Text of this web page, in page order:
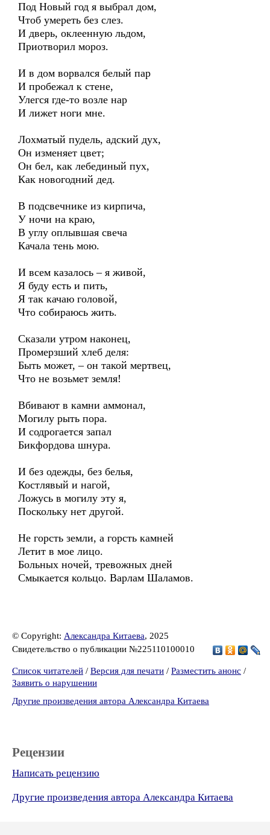
Под Новый год я выбрал дом,
Чтоб умереть без слез.
И дверь, оклеенную льдом,
Приотворил мороз.
И в дом ворвался белый пар
И пробежал к стене,
Улегся где-то возле нар
И лижет ноги мне.
Лохматый пудель, адский дух,
Он изменяет цвет;
Он бел, как лебединый пух,
Как новогодний дед.
В подсвечнике из кирпича,
У ночи на краю,
В углу оплывшая свеча
Качала тень мою.
И всем казалось – я живой,
Я буду есть и пить,
Я так качаю головой,
Что собираюсь жить.
Сказали утром наконец,
Промерзший хлеб деля:
Быть может, – он такой мертвец,
Что не возьмет земля!
Вбивают в камни аммонал,
Могилу рыть пора.
И содрогается запал
Бикфордова шнура.
И без одежды, без белья,
Костлявый и нагой,
Ложусь в могилу эту я,
Поскольку нет другой.
Не горсть земли, а горсть камней
Летит в мое лицо.
Больных ночей, тревожных дней
Смыкается кольцо. Варлам Шаламов.
© Copyright: Александра Китаева, 2025
Свидетельство о публикации №225110100010
Список читателей / Версия для печати / Разместить анонс /
Заявить о нарушении
Другие произведения автора Александра Китаева
Рецензии
Написать рецензию
Другие произведения автора Александра Китаева